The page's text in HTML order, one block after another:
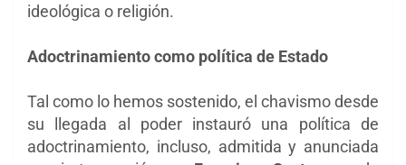
ideológica o religión.
Adoctrinamiento como política de Estado
Tal como lo hemos sostenido, el chavismo desde
su llegada al poder instauró una política de
adoctrinamiento, incluso, admitida y anunciada